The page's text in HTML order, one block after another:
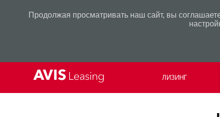
Продолжая просматривать наш сайт, вы
ЛИЗИНГ